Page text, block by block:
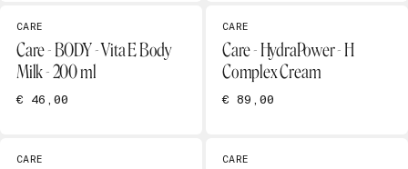
CARE
Care - BODY - Vita E Body
Milk - 200 ml
€ 46,00
CARE
Care - HydraPower - H
Complex Cream
€ 89,00
CARE CARE